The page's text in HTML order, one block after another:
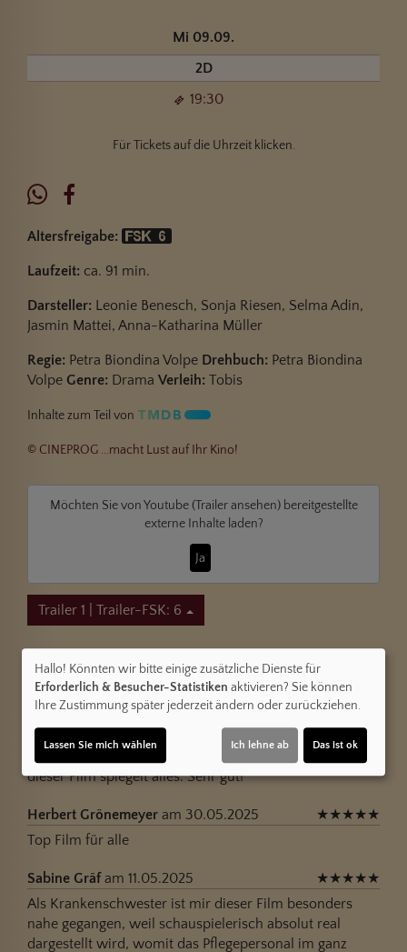
Mi 09.09.
19:30
2D
Für Tickets auf die Uhrzeit klicken.
Altersfreigabe:
Laufzeit: ca. 91 min.
Darsteller: Leonie Benesch, Sonja Riesen, Selma Adin,
Jasmin Mattei, Anna-Katharina Müller
Regie: Petra Biondina Volpe Drehbuch: Petra Biondina
Volpe Genre: Drama Verleih: Tobis
Inhalte zum Teil von
© CINEPROG ...macht Lust auf Ihr Kino!
Möchten Sie vonYoutube (Trailer ansehen)bereitgestellte
externe Inhalte laden?
Ja
Trailer 1 | Trailer-FSK: 6
Kommentare
★★★★★ 20
Knight Rideram 24.06.2025 ★★★★
Ich war wegen meiner Krankheit zig mal im KH und
dieser Film spiegelt alles. Sehr gut!
Herbert Grönemeyer am 30.05.2025 ★★★★★
Top Film für alle
Sabine Gräfam 11.05.2025 ★★★★★
Als Krankenschwester ist mir dieser Film besonders
nahe gegangen, weil schauspielerisch absolut real
dargestellt wird, womit das Pflegepersonal im ganz
Hallo! Könnten wir bitte einige zusätzliche Dienste für
Erforderlich & Besucher-Statistiken aktivieren? Sie können
Ihre Zustimmung später jederzeit ändern oder zurückziehen.
Lassen Sie mich wählen Ich lehne ab Das ist ok